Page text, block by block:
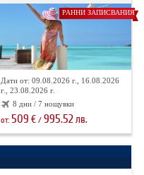
РАННИ ЗАПИСВАНИЯ
Дати от: 09.08.2026 г., 16.08.2026
г., 23.08.2026 г.
8 дни / 7 нощувки
от:509 € /995.52лв.